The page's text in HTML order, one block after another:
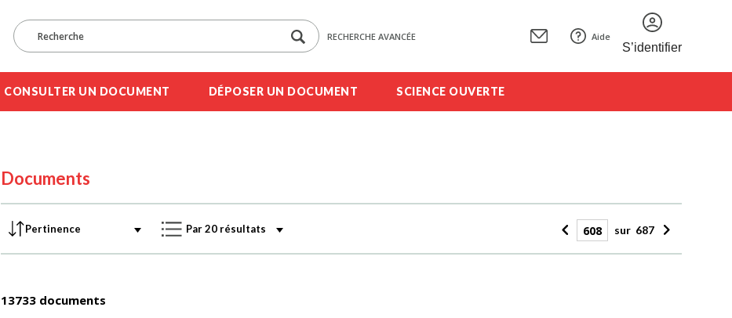
RECHERCHE AVANCÉE Aide
S’identifier
CONSULTER UN DOCUMENT DÉPOSER UN DOCUMENT SCIENCE OUVERTE
Documents
sur 687
13733 documents